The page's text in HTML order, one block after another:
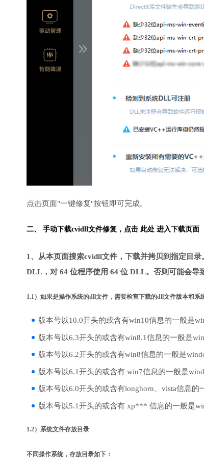
点击页面"一键修复"按钮即可完成。
二、 手动下载cvidll文件修复， 点击 此处 进入下载页面
1、从本页面搜索cvidll文件，下载并拷贝到指定目
DLL，对 64 位程序使用 64 位 DLL。否则可能会导
1.1）如果是操作系统的dll文件，需要检查下载的dll文件版本和系
版本号以10.0开头的或含有win10信息的一般是
版本号以6.3开头的或含有win8.1信息的一般是
版本号以6.2开头的或含有win8信息的一般是
版本号以6.1开头的或含有 win7信息的一般是
版本号以6.0开头的或含有longhorn、vista信息的
版本号以5.1开头的或含有 xp*** 信息的一般是
1.2）系统文件存放目录
不同操作系统，存放目录如下：